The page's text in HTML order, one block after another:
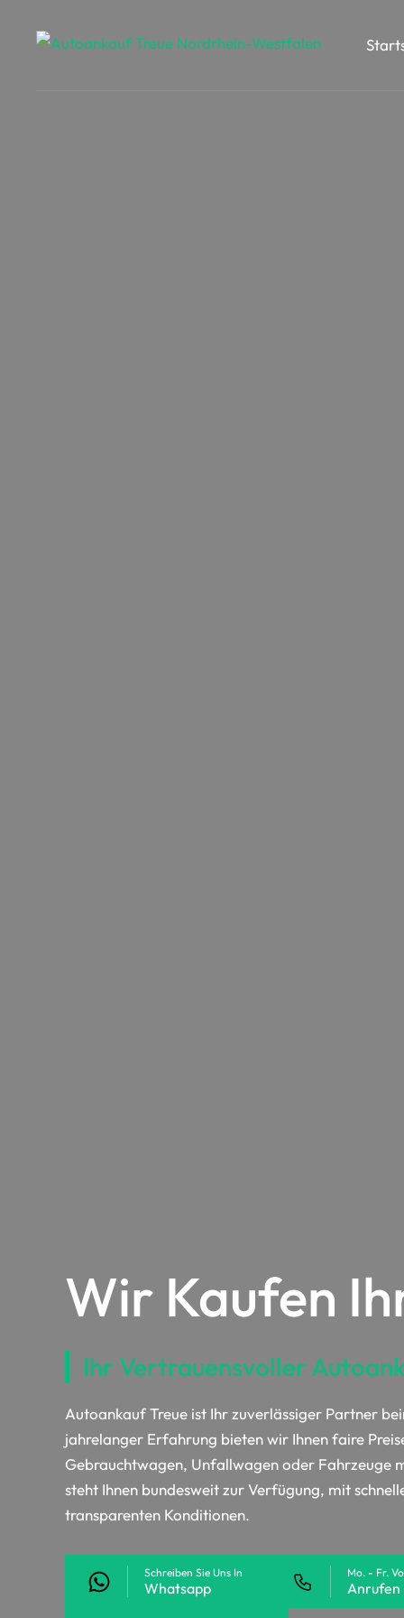
Wir Kaufen
Ihr Vertrauensvoller
Autoankauf Treue ist Ihr zuverlässiger Partner
jahrelanger Erfahrung bieten wir Ihnen faire
Gebrauchtwagen, Unfallwagen oder Fahrzeuge
steht Ihnen bundesweit zur Verfügung, mit
transparenten Konditionen.
Schreiben Sie Uns In
Whatsapp
Mo. - Fr.
Anrufen